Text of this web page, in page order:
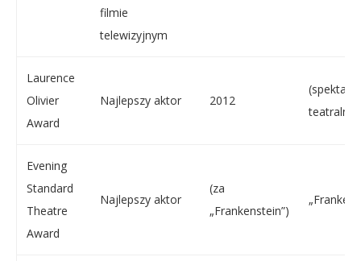
filmie
telewizyjnym
Laurence
Olivier
Award
Najlepszy aktor 2012
(spektakl
teatralny)
Evening
Standard
Theatre
Award
Najlepszy aktor
(za
„Frankenstein”)